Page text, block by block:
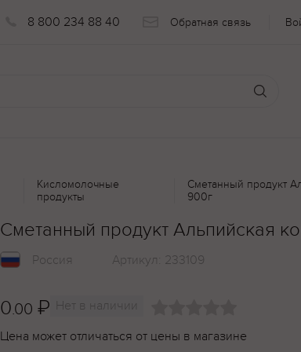
8 800 234 88 40 Обратная связь
Кисломолочные
продукты
Сметанный продукт
900г
Сметанный продукт Альпийская
Россия Артикул: 233109
0.00 ₽ Нет в наличии
Цена может отличаться от цены в магазине